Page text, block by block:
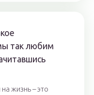
так любим
жизнь – это